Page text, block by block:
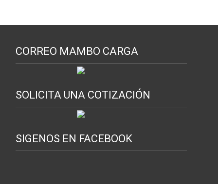
CORREO MAMBO CARGA
SOLICITA UNA COTIZACIÓN
SIGENOS EN FACEBOOK